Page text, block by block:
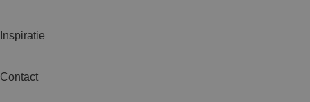
Inspiratie
Contact